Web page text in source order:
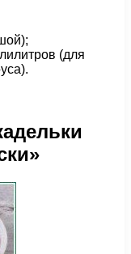
(для